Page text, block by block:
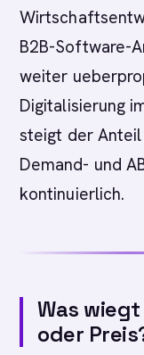
B2B-Software-
weiter
Digitalisierung
steigt der
Demand- und
kontinuierlich.
Was
oder